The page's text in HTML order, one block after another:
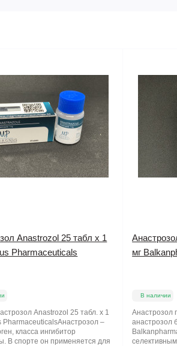
Anastrozol 25 табл x 1
Pharmaceuticals
Anastrozol 25 табл. x 1
PharmaceuticalsАнастрозол –
класса ингибитор
В спорте он применяется для
мг
В наличии
Анастрозол
анастрозол